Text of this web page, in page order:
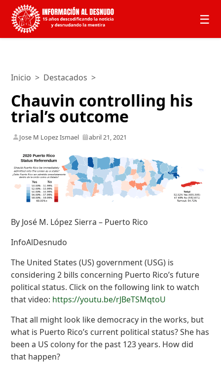
☰
Inicio > Destacados >
Chauvin controlling his
trial’s outcome
Jose M Lopez Ismael abril 21, 2021
By José M. López Sierra – Puerto Rico
InfoAlDesnudo
The United States (US) government (USG) is
considering 2 bills concerning Puerto Rico’s future
political status. Click on the following link to watch
that video: https://youtu.be/rJBeTSMqtoU
That all might look like democracy in the works, but
what is Puerto Rico’s current political status? She has
been a US colony for the past 123 years. How did
that happen?